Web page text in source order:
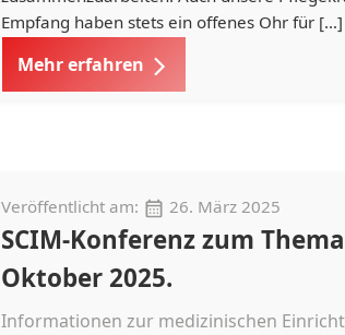
Empfang haben stets ein offenes Ohr für […]
Mehr erfahren
Veröffentlicht am: 26. März 2025
SCIM-Konferenz zum
Oktober 2025.
Informationen zur medizinischen